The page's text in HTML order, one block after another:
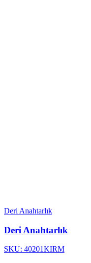
Deri Anahtarlık
Deri Anahtarlık
SKU: 40201KIRM